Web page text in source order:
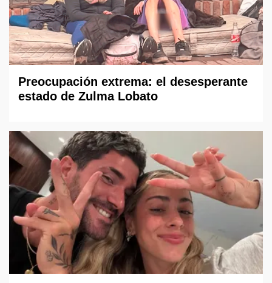
Preocupación extrema: el desesperante
estado de Zulma Lobato